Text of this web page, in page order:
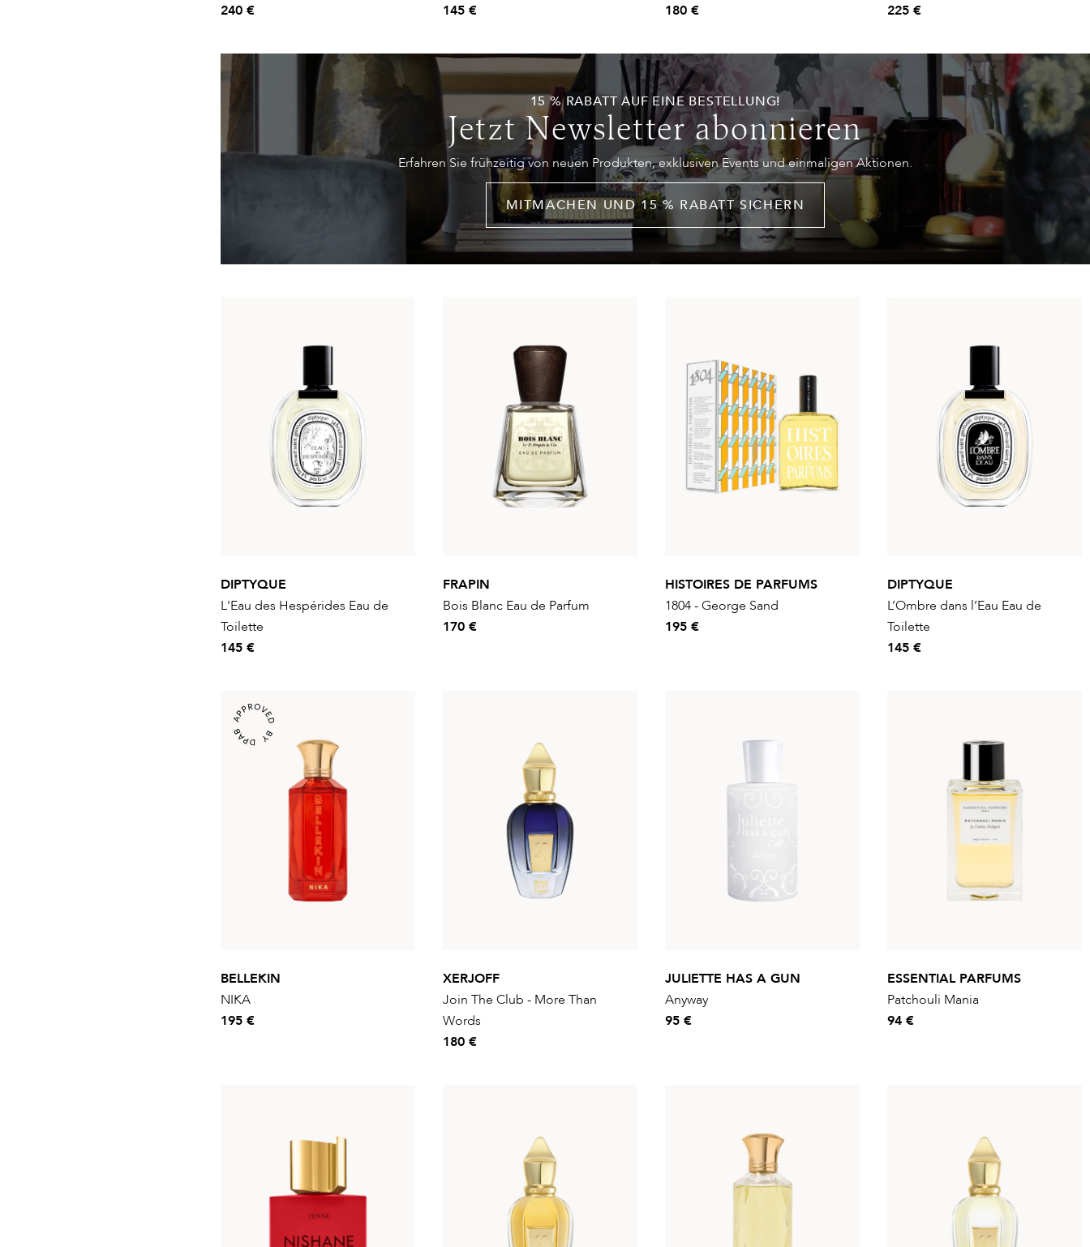
240 €
145 €
180 €
225 €
15 % RABATT AUF EINE BESTELLUNG!
Jetzt Newsletter abonnieren
Erfahren Sie frühzeitig von neuen Produkten, exklusiven Events und einmaligen Aktionen.
MITMACHEN UND 15 % RABATT SICHERN
DIPTYQUE
L'Eau des Hespérides Eau de
Toilette
145 €
FRAPIN
Bois Blanc Eau de Parfum
170 €
HISTOIRES DE PARFUMS
1804 - George Sand
195 €
DIPTYQUE
L’Ombre dans l’Eau Eau de
Toilette
145 €
BELLEKIN
NIKA
195 €
XERJOFF
Join The Club - More Than
Words
180 €
JULIETTE HAS A GUN
Anyway
95 €
ESSENTIAL PARFUMS
Patchouli Mania
94 €